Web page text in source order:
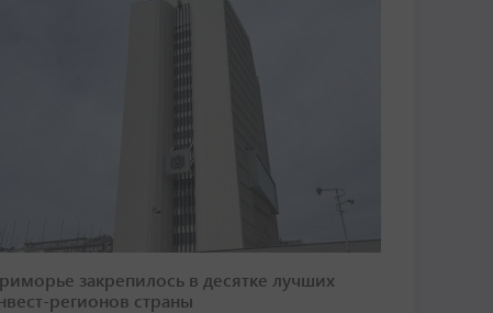
закрепилось в десятке лучших
регионов страны